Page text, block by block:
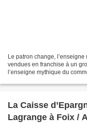
Le patron change,
vendues en franchise à un
l’enseigne mythique du
La Caisse
Lagrange à Foix /